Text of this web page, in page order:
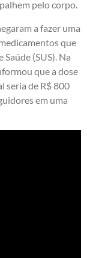
pelo corpo.
a fazer uma
que
(SUS). Na
que a dose
seria de R$ 800
em uma